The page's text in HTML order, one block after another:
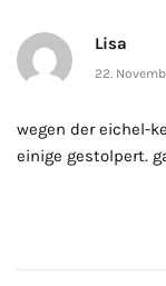
Lisa
22.
wegen der eichel-
einige gestolpert.